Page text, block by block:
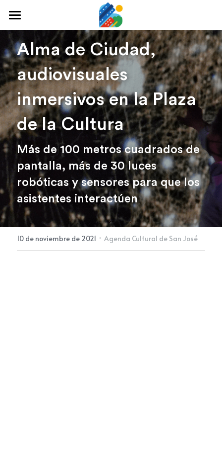
Home
Qué hacer
Arte y cultura
Cine y TV
Comida y tragos
Tours desde San José
Museos
Buscar
Newsletter
Alma de Ciudad,
audiovisuales
inmersivos en la Plaza
de la Cultura
Más de 100 metros cuadrados de
pantalla, más de 30 luces
robóticas y sensores para que los
asistentes interactúen
10 de noviembre de 2021 · Agenda Cultural de San José